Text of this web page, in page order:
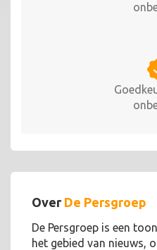
Over De Persgroep
De Persgroep is een
het gebied van nieuws,